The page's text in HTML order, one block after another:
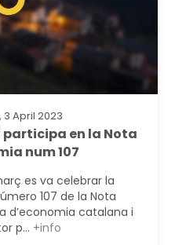
April 2023
participa en la Nota
num 107
es va celebrar la
107 de la Nota
d’economia catalana i
p... +info